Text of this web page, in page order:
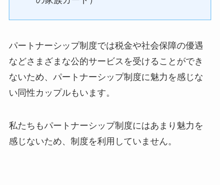
パートナーシップ制度では税金や社会保障の優遇
などさまざまな公的サービスを受けることができ
ないため、パートナーシップ制度に魅力を感じな
い同性カップルもいます。
私たちもパートナーシップ制度にはあまり魅力を
感じないため、制度を利用していません。